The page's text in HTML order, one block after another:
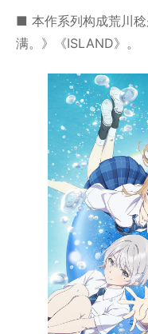
■ 本作系列构成荒川
满。》《ISLAND》。